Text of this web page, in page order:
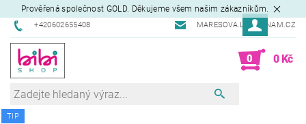
Prověřená společnost GOLD. Děkujeme všem našim zákazníkům.
+420602655408 MARESOVA.L@SEZNAM.CZ
0 0 Kč
TIP